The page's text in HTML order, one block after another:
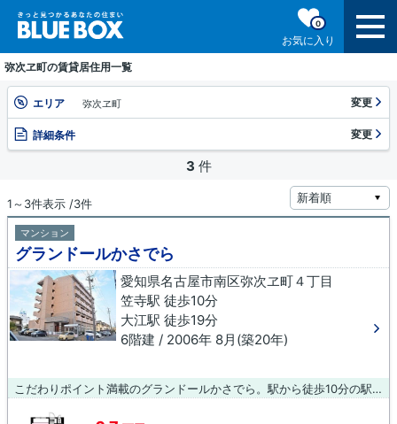
お気に入り
0
弥次ヱ町の賃貸居住用一覧
エリア 弥次ヱ町 変更
詳細条件 変更
3 件
1～3件表示 /3件
マンション
グランドールかさでら
愛知県名古屋市南区弥次ヱ町４丁目
笠寺駅 徒歩10分
大江駅 徒歩19分
6階建 / 2006年 8月(築20年)
こだわりポイント満載のグランドールかさでら。駅から徒歩10分の駅近物件で、快適に通勤や通学をすることができます。こちらの物件にはエレベーターがあります。こちらの物件はマンションです。お客様に素敵なお部屋をご提供いたします。笠寺エリアでお部屋探しをするのであれば、当社スタッフにお任せください。